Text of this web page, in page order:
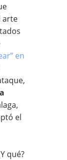
arte
en
el
qué?